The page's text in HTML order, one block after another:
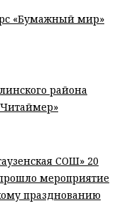
«Бумажный мир»
района
СОШ» 20
мероприятие
празднованию